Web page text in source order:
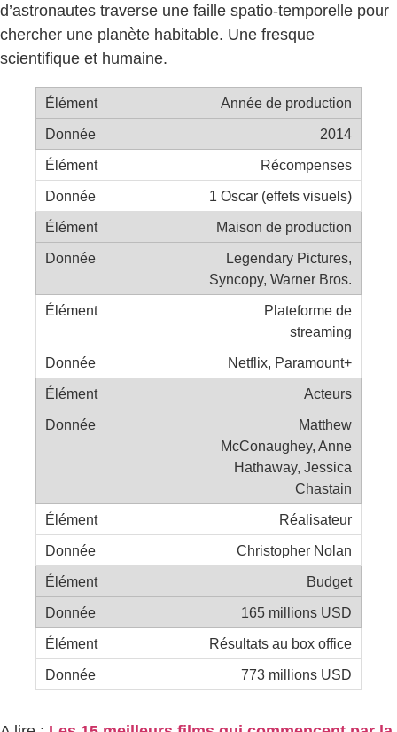
d’astronautes traverse une faille spatio-temporelle pour
chercher une planète habitable. Une fresque
scientifique et humaine.
Année de production
2014
Récompenses
1 Oscar (effets visuels)
Maison de production
Legendary Pictures,
Syncopy, Warner Bros.
Plateforme de
streaming
Netflix, Paramount+
Acteurs
Matthew
McConaughey, Anne
Hathaway, Jessica
Chastain
Réalisateur
Christopher Nolan
Budget
165 millions USD
Résultats au box office
773 millions USD